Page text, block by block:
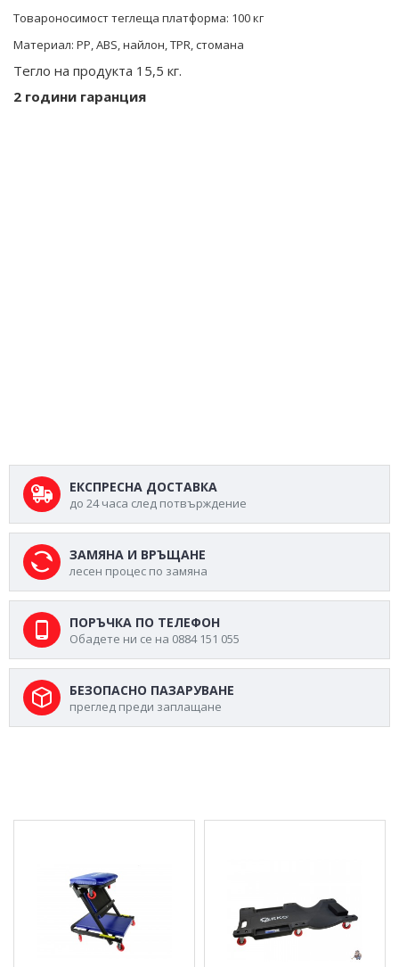
ЕКСПРЕСНА ДОСТАВКА
до 24 часа след потвърждение
ЗАМЯНА И ВРЪЩАНЕ
лесен процес по замяна
ПОРЪЧКА ПО ТЕЛЕФОН
Обадете ни се на 0884 151 055
БЕЗОПАСНО ПАЗАРУВАНЕ
преглед преди заплащане
Товароносимост теглеща платформа: 100 кг
Материал: PP, ABS, найлон, TPR, стомана
Тегло на продукта 15,5 кг.
2 години гаранция